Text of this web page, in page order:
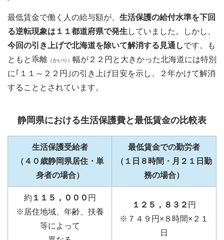
最低賃金で働く人の給与額が、 生活保護の給付水準を下回
る逆転現象は１１都道府県で発生 していました。しかし、
今回の引き上げで北海道を除いて解消する見通しです。も
ともと乖離 （かいり） 幅が２２円と大きかった北海道には特別
に｢１１～２２円｣の引き上げ目安を示し、２年かけて解消
することとされています。
静岡県における生活保護費と最低賃金の比較表
生活保護受給者
（４０歳静岡県居住・単
身者の場合）
最低賃金での勤労者
（１日８時間・月２１日勤
務の場合）
約 １１５，０００ 円
※居住地域、年齢、扶養
等によって
１２５，８３２ 円
※７４９円×８時間×２１
日